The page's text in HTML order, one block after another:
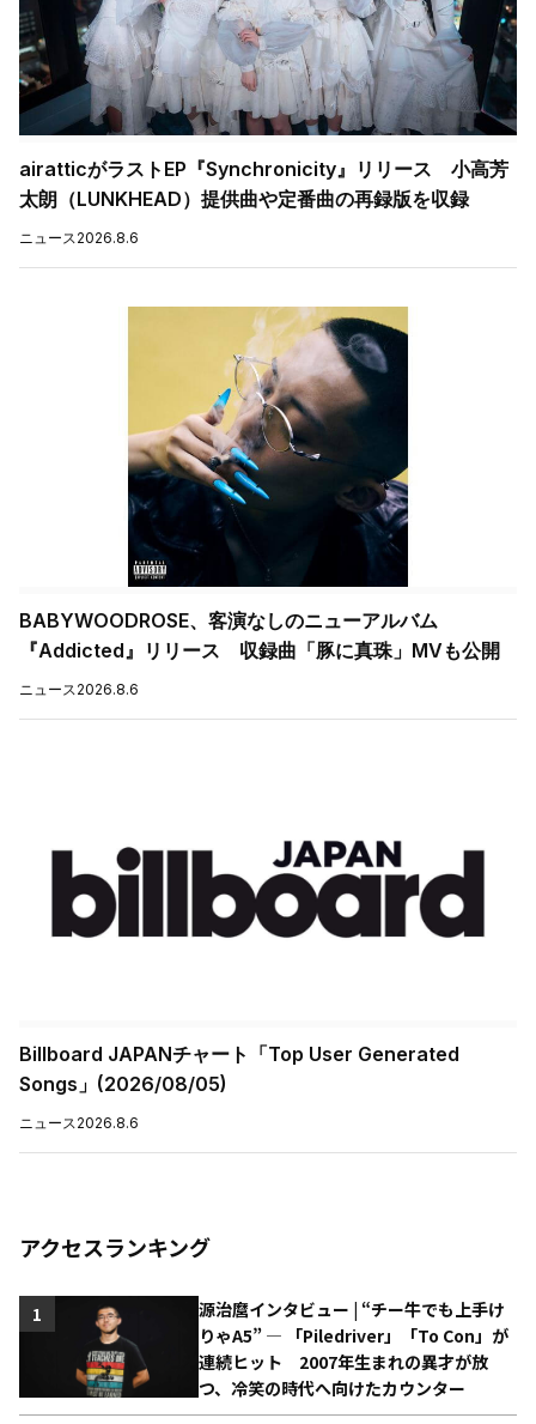
airatticがラストEP『Synchronicity』リリース 小高芳
太朗（LUNKHEAD）提供曲や定番曲の再録版を収録
ニュース2026.8.6
BABYWOODROSE、客演なしのニューアルバム
『Addicted』リリース 収録曲「豚に真珠」MVも公開
ニュース2026.8.6
Billboard JAPANチャート「Top User Generated
Songs」(2026/08/05)
ニュース 2026.8.6
アクセスランキング
源治麿インタビュー | “チー牛でも上手け
りゃA5” ― 「Piledriver」「To Con」が
連続ヒット 2007年生まれの異才が放
つ、冷笑の時代へ向けたカウンター
1